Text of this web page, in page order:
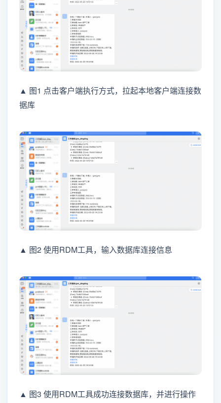
▲ 图1 点击客户端执行方式，拉起本地客户端连接数
据库
▲ 图2 使用RDM工具，输入数据库连接信息
▲ 图3 使用RDM工具成功连接数据库，并进行操作